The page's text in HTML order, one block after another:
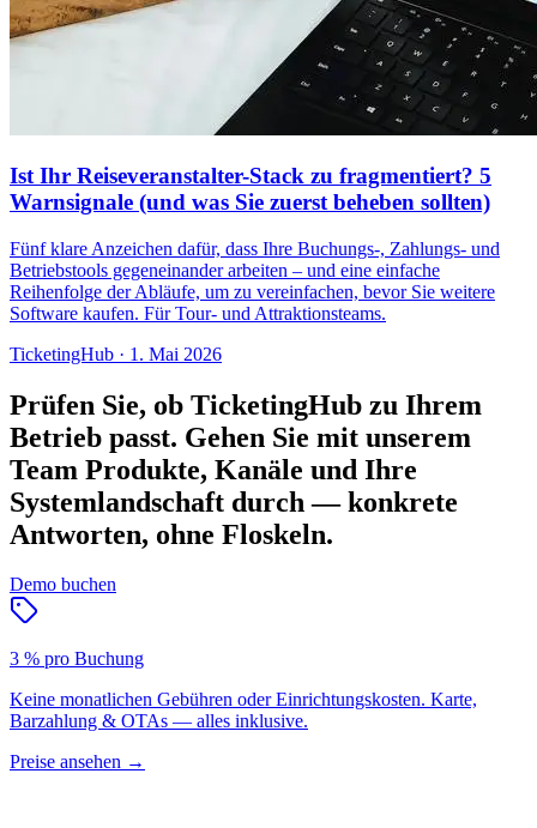
Ist Ihr Reiseveranstalter-Stack zu fragmentiert? 5
Warnsignale (und was Sie zuerst beheben sollten)
Fünf klare Anzeichen dafür, dass Ihre Buchungs-, Zahlungs- und
Betriebstools gegeneinander arbeiten – und eine einfache
Reihenfolge der Abläufe, um zu vereinfachen, bevor Sie weitere
Software kaufen. Für Tour- und Attraktionsteams.
TicketingHub · 1. Mai 2026
Prüfen Sie, ob TicketingHub zu Ihrem
Betrieb passt. Gehen Sie mit unserem
Team Produkte, Kanäle und Ihre
Systemlandschaft durch — konkrete
Antworten, ohne Floskeln.
Demo buchen
3 % pro Buchung
Keine monatlichen Gebühren oder Einrichtungskosten. Karte,
Barzahlung & OTAs — alles inklusive.
Preise ansehen →